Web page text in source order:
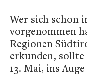
Wer sich schon
vorgenommen
Regionen
erkunden, sollte
13. Mai, ins Auge